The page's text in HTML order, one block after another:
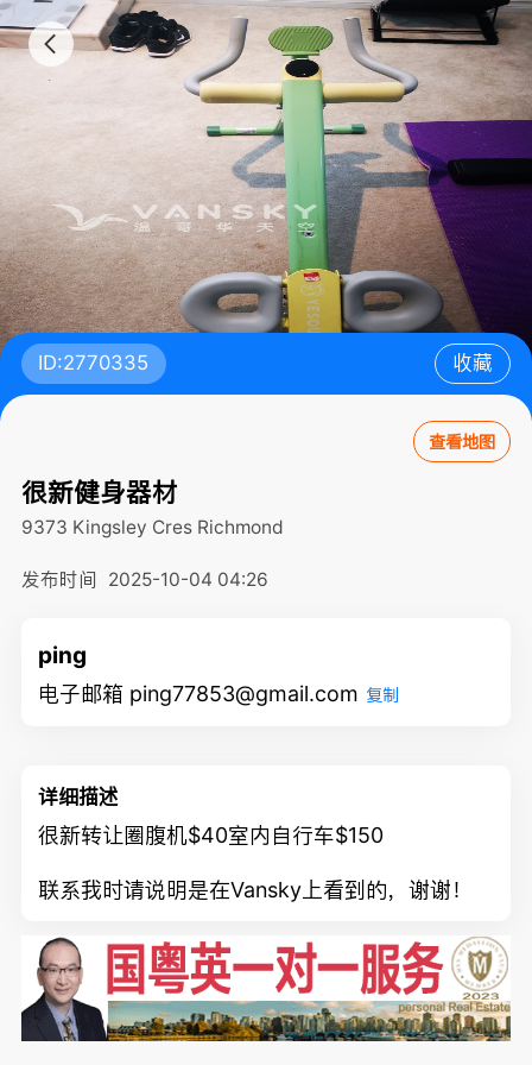
ID:2770335 收藏
查看地图
很新健身器材
9373 Kingsley Cres Richmond
发布时间 2025-10-04 04:26
ping
电子邮箱 ping77853@gmail.com 复制
详细描述
很新转让圈腹机$40室内自行车$150
联系我时请说明是在Vansky上看到的，谢谢！